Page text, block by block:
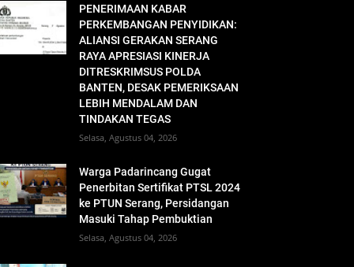
PENERIMAAN KABAR
PERKEMBANGAN PENYIDIKAN:
ALIANSI GERAKAN SERANG
RAYA APRESIASI KINERJA
DITRESKRIMSUS POLDA
BANTEN, DESAK PEMERIKSAAN
LEBIH MENDALAM DAN
TINDAKAN TEGAS
Selasa, Agustus 04, 2026
Warga Padarincang Gugat
Penerbitan Sertifikat PTSL 2024
ke PTUN Serang, Persidangan
Masuki Tahap Pembuktian
Selasa, Agustus 04, 2026